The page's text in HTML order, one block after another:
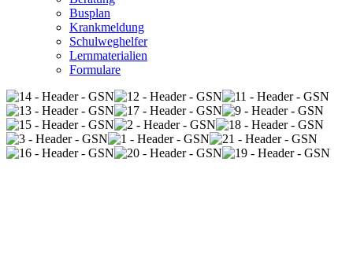
Busplan
Krankmeldung
Schulweghelfer
Lernmaterialien
Formulare